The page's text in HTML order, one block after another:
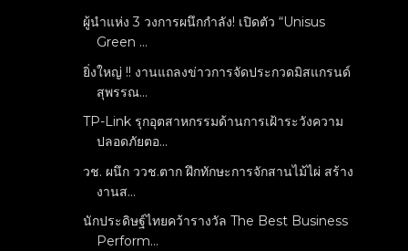
ผู้นำแห่ง 3 วงการผนึกกำลัง! เปิดตัว “Unisus
Green ...
ยิ่งใหญ่ !! งานแถลงข่าวการจัดประกวดมิสแกรนด์
สุพรรณ...
TP-Link รุกอุตสาหกรรมด้านการเฝ้าระวังความ
ปลอดภัยตอ...
วช. ผนึก ววช.ตาก ฝึกทักษะการจักสานไม้ไผ่ สร้าง
งานส...
นักประดิษฐ์ไทยคว้ารางวัล The Best Business
Perform...